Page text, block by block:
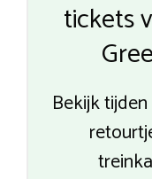
tickets
Bekijk